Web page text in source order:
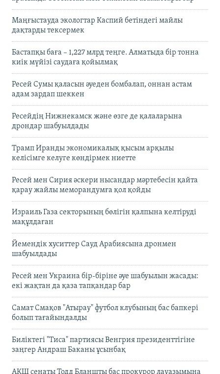
Маңғыстауда экологтар Каспий бетіндегі майлы
дақтарды тексермек
Бастапқы баға – 1,227 млрд теңге. Алматыда бір тонна
киік мүйізі саудаға қойылмақ
Ресей Сумы қаласын әуеден бомбалап, оннан астам
адам зардап шеккен
Ресейдің Нижнекамск және өзге де қалаларына
дрондар шабуылдады
Трамп Иранды экономикалық қысым арқылы
келісімге келуге көндірмек ниетте
Ресей мен Сирия әскери нысандар мәртебесін қайта
қарау жайлы меморандумға қол қойды
Израиль Газа секторының бөлігін қалпына келтіруді
мақұлдаған
Йемендік хуситтер Сауд Арабиясына дронмен
шабуылдады
Ресей мен Украина бір-біріне әуе шабуылын жасады:
екі жақтан да қаза тапқандар бар
Самат Смақов "Атырау" футбол клубының бас бапкері
болып тағайындалды
Биліктегі "Тиса" партиясы Венгрия президенттігіне
заңгер Андраш Баканы ұсынбақ
АҚШ сенаты Тодд Бланшты бас прокурор лауазымына